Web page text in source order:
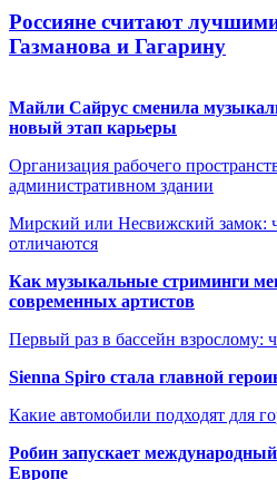
Россияне считают
Газманова и Гагарину
Майли Сайрус сменила
новый этап карьеры
Организация рабочего
административном здании
Мирский или Несвижский замок:
отличаются
Как музыкальные стриминги
современных артистов
Первый раз в бассейн взрослому:
Sienna Spiro стала главной
Какие автомобили подходят для
Робин запускает
Европе